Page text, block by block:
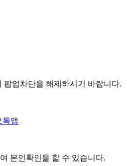
업차단을 해제하시기 바랍니다.
톡앱
본인확인을 할 수 있습니다.